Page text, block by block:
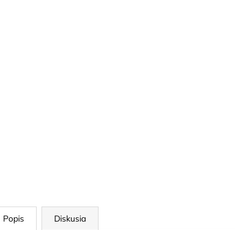
Popis Diskusia